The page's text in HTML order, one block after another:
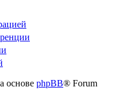
основе phpBB® Forum